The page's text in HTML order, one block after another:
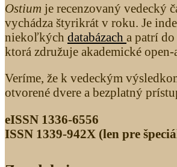
Ostium je recenzovaný vedecký
vychádza štyrikrát v roku. Je
niekoľkých databázach a patrí
ktorá združuje akademické open-
Veríme, že k vedeckým
otvorené dvere a bezplatný
eISSN 1336-6556
ISSN 1339­-942X (len pre